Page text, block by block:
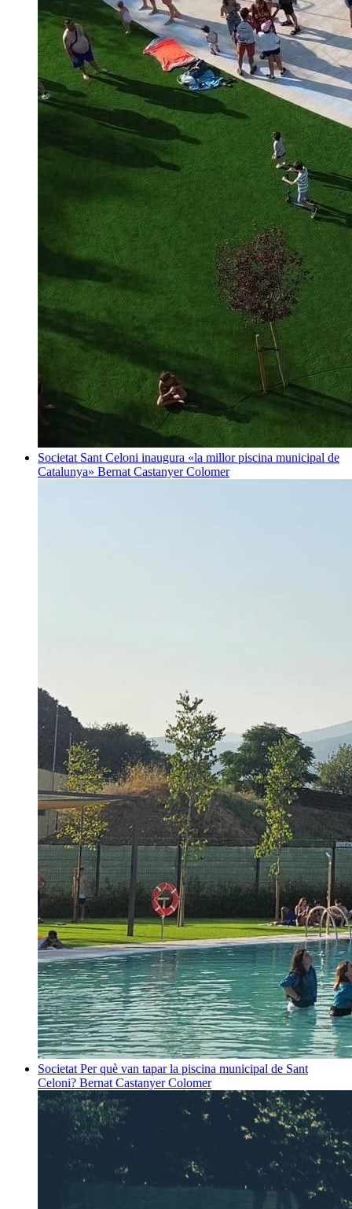
Societat Sant Celoni inaugura «la millor piscina municipal de
Catalunya» Bernat Castanyer Colomer
Societat Per què van tapar la piscina municipal de Sant
Celoni? Bernat Castanyer Colomer